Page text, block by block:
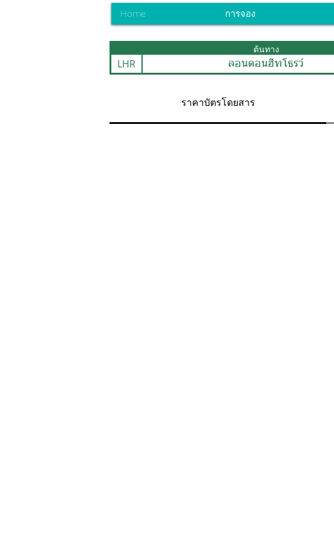
Home การจอง
ต้นทาง
LHR ลอนดอนฮีทโธรว์
ราคาบัตรโดยสาร